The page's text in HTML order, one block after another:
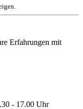
Erfahrungen mit
- 17.00 Uhr